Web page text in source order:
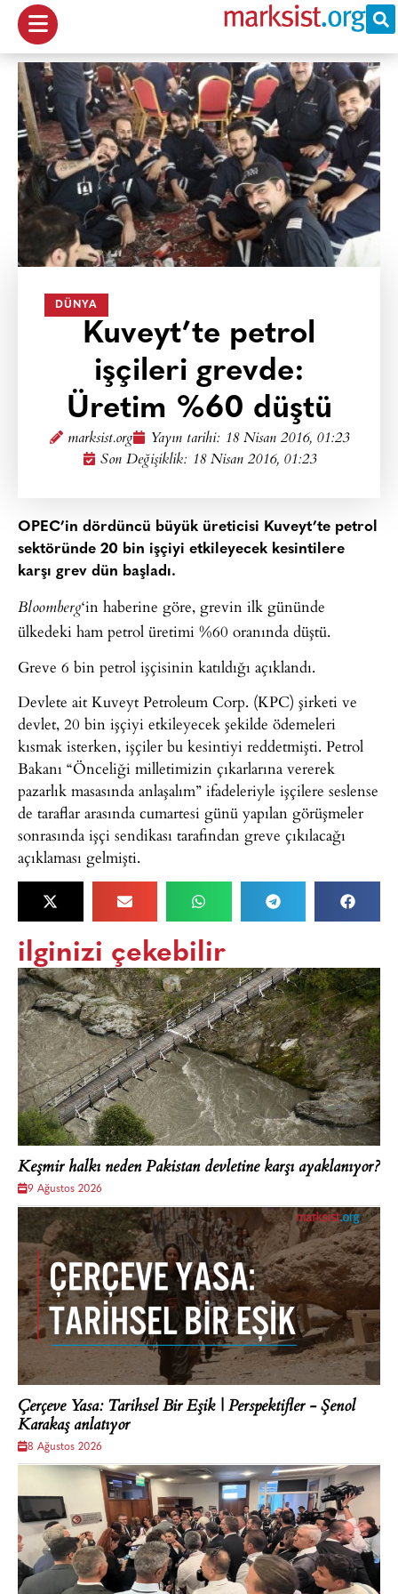
DÜNYA
Kuveyt’te petrol
işçileri grevde:
Üretim %60 düştü
marksist.org Yayın tarihi: 18 Nisan 2016, 01:23
Son Değişiklik: 18 Nisan 2016, 01:23
OPEC’in dördüncü büyük üreticisi Kuveyt’te petrol
sektöründe 20 bin işçiyi etkileyecek kesintilere
karşı grev dün başladı.
Bloomberg‘in haberine göre, grevin ilk gününde
ülkedeki ham petrol üretimi %60 oranında düştü.
Greve 6 bin petrol işçisinin katıldığı açıklandı.
Devlete ait Kuveyt Petroleum Corp. (KPC) şirketi ve
devlet, 20 bin işçiyi etkileyecek şekilde ödemeleri
kısmak isterken, işçiler bu kesintiyi reddetmişti. Petrol
Bakanı “Önceliği milletimizin çıkarlarına vererek
pazarlık masasında anlaşalım” ifadeleriyle işçilere seslense
de taraflar arasında cumartesi günü yapılan görüşmeler
sonrasında işçi sendikası tarafından greve çıkılacağı
açıklaması gelmişti.
ilginizi çekebilir
Keşmir halkı neden Pakistan devletine karşı ayaklanıyor?
9 Ağustos 2026
Çerçeve Yasa: Tarihsel Bir Eşik | Perspektifler - Şenol
Karakaş anlatıyor
8 Ağustos 2026